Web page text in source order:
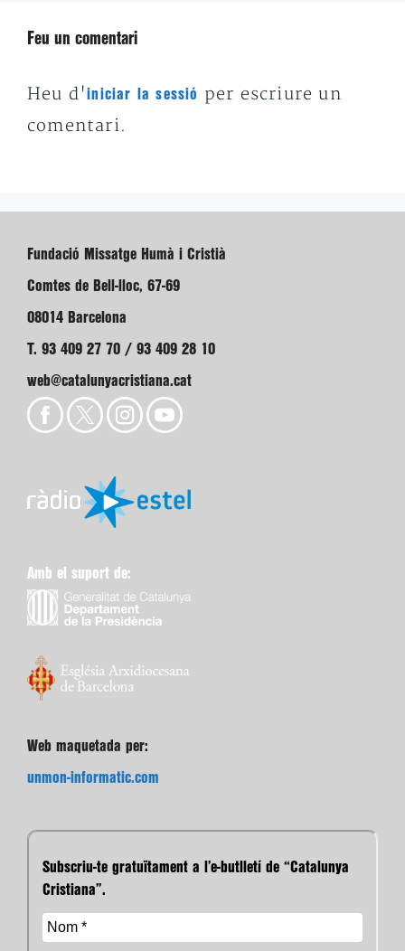
Feu un comentari
Heu d'iniciar la sessió
per escriure un
comentari.
Fundació Missatge Humà i Cristià
Comtes de Bell-lloc, 67-69
08014 Barcelona
T. 93 409 27 70 / 93 409 28 10
web@catalunyacristiana.cat
Amb el suport de:
Web maquetada per:
unmon-informatic.com
Subscriu-te gratuïtament a l’e-butlletí de “Catalunya
Cristiana”.